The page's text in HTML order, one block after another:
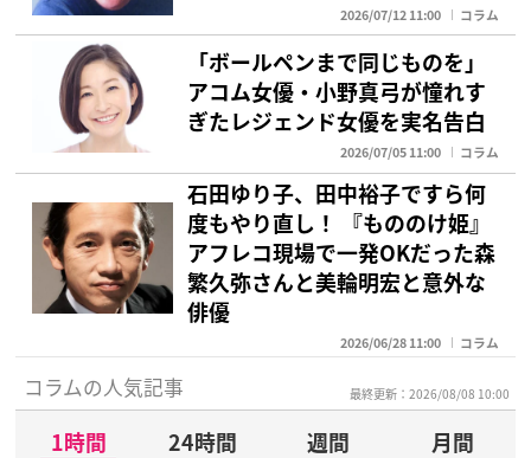
2026/07/12 11:00 コラム
「ボールペンまで同じものを」
アコム女優・小野真弓が憧れす
ぎたレジェンド女優を実名告白
2026/07/05 11:00 コラム
石田ゆり子、田中裕子ですら何
度もやり直し！ 『もののけ姫』
アフレコ現場で一発OKだった森
繁久弥さんと美輪明宏と意外な
俳優
2026/06/28 11:00 コラム
コラムの人気記事 最終更新：2026/08/08 10:00
1時間 24時間 週間
月間